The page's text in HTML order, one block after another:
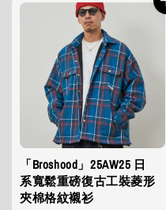
「Broshood」25AW25 日
系寬鬆重磅復古工裝菱形
夾棉格紋襯衫